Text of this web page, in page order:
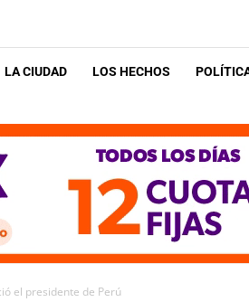
LA CIUDAD LOS HECHOS
el presidente de Perú